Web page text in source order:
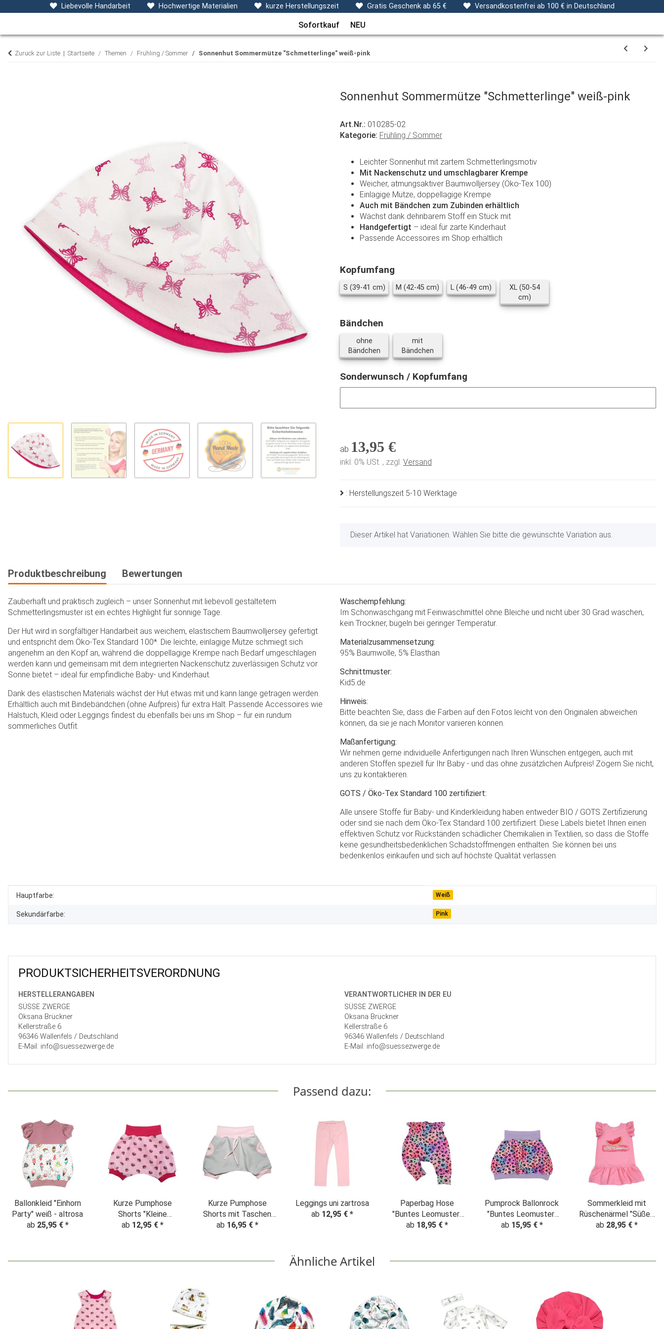
Liebevolle Handarbeit Hochwertige Materialien kurze Herstellungszeit Gratis Geschenk ab 65 € Versandkostenfrei ab 100 € in Deutschland
Baby- & Kinderkleidung Accessoires Decken, Kissen & Co Themen Sets Frühchenkleidung Stoffe Gutscheine Verpackungsservice
Sofortkauf NEU
Zurück zur Liste Startseite Themen Frühling / Sommer Sonnenhut Sommermütze "Schmetterlinge" weiß-pink
Sonnenhut Sommermütze "Schmetterlinge" weiß-pink
Art.Nr.: 010285-02
Kategorie: Frühling / Sommer
Leichter Sonnenhut mit zartem Schmetterlingsmotiv
Mit Nackenschutz und umschlagbarer Krempe
Weicher, atmungsaktiver Baumwolljersey (Öko-Tex 100)
Einlagige Mütze, doppellagige Krempe
Auch mit Bändchen zum Zubinden erhältlich
Wächst dank dehnbarem Stoff ein Stück mit
Handgefertigt – ideal für zarte Kinderhaut
Passende Accessoires im Shop erhältlich
Kopfumfang
S (39-41 cm)S (39-41 cm)
M (42-45 cm) M (42-45 cm)
L (46-49 cm) L (46-49 cm)
XL (50-54
cm)
Bändchen
ohne
Bändchenohne Bändchen
mit
Bändchenmit Bändchen
Sonderwunsch / Kopfumfang
ab 13,95 €
inkl. 0% USt. , zzgl. Versand
: Herstellungszeit 5-10 Werktage
x
Dieser Artikel hat Variationen. Wählen Sie bitte die gewünschte Variation aus.
Produktbeschreibung Bewertungen
Zauberhaft und praktisch zugleich – unser Sonnenhut mit liebevoll gestaltetem
Schmetterlingsmuster ist ein echtes Highlight für sonnige Tage.
Der Hut wird in sorgfältiger Handarbeit aus weichem, elastischem Baumwolljersey gefertigt
und entspricht dem Öko-Tex Standard 100*. Die leichte, einlagige Mütze schmiegt sich
angenehm an den Kopf an, während die doppellagige Krempe nach Bedarf umgeschlagen
werden kann und gemeinsam mit dem integrierten Nackenschutz zuverlässigen Schutz vor
Sonne bietet – ideal für empfindliche Baby- und Kinderhaut.
Dank des elastischen Materials wächst der Hut etwas mit und kann lange getragen werden.
Erhältlich auch mit Bindebändchen (ohne Aufpreis) für extra Halt. Passende Accessoires wie
Halstuch, Kleid oder Leggings findest du ebenfalls bei uns im Shop – für ein rundum
sommerliches Outfit.
Waschempfehlung:
Im Schonwaschgang mit Feinwaschmittel ohne Bleiche und nicht über 30 Grad waschen,
kein Trockner, bügeln bei geringer Temperatur.
Materialzusammensetzung:
95% Baumwolle, 5% Elasthan
Schnittmuster:
Kid5.de
Hinweis:
Bitte beachten Sie, dass die Farben auf den Fotos leicht von den Originalen abweichen
können, da sie je nach Monitor variieren können.
Maßanfertigung:
Wir nehmen gerne individuelle Anfertigungen nach Ihren Wünschen entgegen, auch mit
anderen Stoffen speziell für Ihr Baby - und das ohne zusätzlichen Aufpreis! Zögern Sie nicht,
uns zu kontaktieren.
GOTS / Öko-Tex Standard 100 zertifiziert:
Alle unsere Stoffe für Baby- und Kinderkleidung haben entweder BIO / GOTS Zertifizierung
oder sind sie nach dem Öko-Tex Standard 100 zertifiziert. Diese Labels bietet Ihnen einen
effektiven Schutz vor Rückständen schädlicher Chemikalien in Textilien, so dass die Stoffe
keine gesundheitsbedenklichen Schadstoffmengen enthalten. Sie können bei uns
bedenkenlos einkaufen und sich auf höchste Qualität verlassen.
Produkteigenschaft
Wert
Hauptfarbe: Weiß
Sekundärfarbe: Pink
PRODUKT­SICHER­HEITS­VER­ORD­NUNG
HERSTELLER­ANGABEN
SÜSSE ZWERGE
Oksana Brückner
Kellerstraße 6
96346 Wallenfels / Deutschland
E-Mail: info@suessezwerge.de
VERANTWORT­LICHER IN DER EU
SÜSSE ZWERGE
Oksana Brückner
Kellerstraße 6
96346 Wallenfels / Deutschland
E-Mail: info@suessezwerge.de
Passend dazu:
Ballonkleid "Einhorn
Party" weiß - altrosa
ab 25,95 € *
Kurze Pumphose
Shorts "Kleine
Schmetterlinge"
ab 12,95 € *
Kurze Pumphose
Shorts mit Taschen
"Zarte Rosen"
ab 16,95 € *
Leggings uni zartrosa
ab 12,95 € *
Paperbag Hose
"Buntes Leomuster"
Batik rosa
ab 18,95 € *
Pumprock Ballonrock
"Buntes Leomuster"
Batik rosa
ab 15,95 € *
Sommerkleid mit
Rüschenärmel "Süßes
Früchtchen" Panel BIO
ab 28,95 € *
Ähnliche Artikel